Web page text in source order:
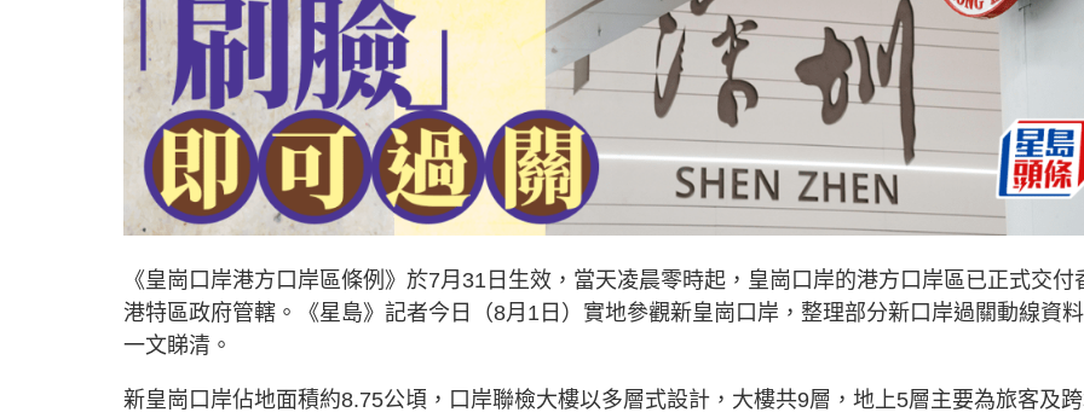
《皇崗口岸港方口岸區條例》於7月31日生效，當天凌晨零時起，皇崗口岸的港方口岸區已正式交付
港特區政府管轄。《星島》記者今日（8月1日）實地參觀新皇崗口岸，整理部分新口岸過關動線資
一文睇清。
新皇崗口岸佔地面積約8.75公頃，口岸聯檢大樓以多層式設計，大樓共9層，地上5層主要為旅客及